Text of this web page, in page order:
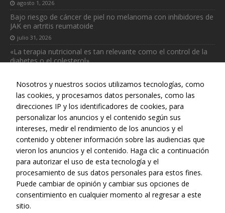
agosto 1, 2026
Bajo riesgo de cáncer de piel no melanoma con inhibidores de
JAK en artritis reumatoide
julio 31, 2026
«La terapia nutricional es tan relevante como el control de la
diabetes o el colesterol»
Web realizada con el patrocinio del Centro Español de Derechos
Reprográficos
Nosotros y nuestros socios utilizamos tecnologías, como
las cookies, y procesamos datos personales, como las
direcciones IP y los identificadores de cookies, para
personalizar los anuncios y el contenido según sus
intereses, medir el rendimiento de los anuncios y el
contenido y obtener información sobre las audiencias que
vieron los anuncios y el contenido. Haga clic a continuación
para autorizar el uso de esta tecnología y el
procesamiento de sus datos personales para estos fines.
Puede cambiar de opinión y cambiar sus opciones de
consentimiento en cualquier momento al regresar a este
sitio.